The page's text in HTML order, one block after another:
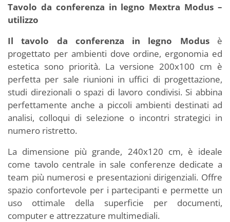
Tavolo da conferenza in legno Mextra Modus –
utilizzo
Il tavolo da conferenza in legno Modusè
progettato per ambienti dove ordine, ergonomia ed
estetica sono priorità. La versione 200x100 cm è
perfetta per sale riunioni in uffici di progettazione,
studi direzionali o spazi di lavoro condivisi. Si abbina
perfettamente anche a piccoli ambienti destinati ad
analisi, colloqui di selezione o incontri strategici in
numero ristretto.
La dimensione più grande, 240x120 cm, è ideale
come tavolo centrale in sale conferenze dedicate a
team più numerosi e presentazioni dirigenziali. Offre
spazio confortevole per i partecipanti e permette un
uso ottimale della superficie per documenti,
computer e attrezzature multimediali.